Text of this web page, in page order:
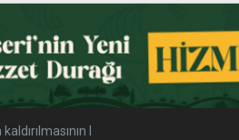
hayırlı olmasını diliyorum